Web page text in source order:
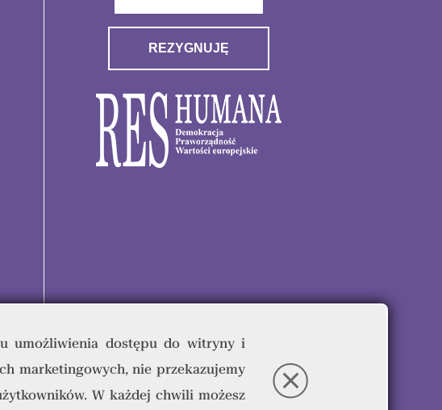
REZYGNUJĘ
umożliwienia dostępu do witryny i
marketingowych, nie przekazujemy
W każdej chwili możesz